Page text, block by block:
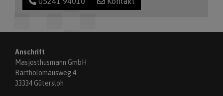
Anschrift
Masjosthusmann GmbH
Bartholomäusweg 4
33334 Gütersloh